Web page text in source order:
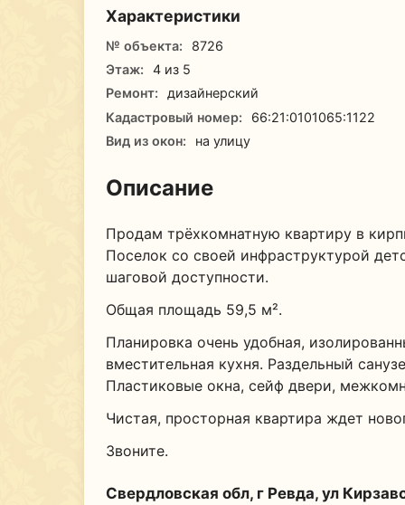
Характеристики
№ объекта:
8726
Этаж:
4 из 5
Ремонт:
дизайнерский
Кадастровый номер:
66:21:0101065:1122
Вид из окон:
на улицу
Описание
Продам трёхкомнатную квартиру в
Поселок со своей инфраструктурой
шаговой доступности.
Общая площадь 59,5 м².
Планировка очень удобная,
вместительная кухня. Раздельный
Пластиковые окна, сейф двери,
Чистая, просторная квартира ждет
Звоните.
Свердловская обл, г Ревда, ул